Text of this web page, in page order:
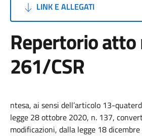
LINK E ALLEGATI
Repertorio atto
261/CSR
ntesa, ai sensi dell’articolo 13-
legge 28 ottobre 2020, n. 137,
modificazioni, dalla legge 18